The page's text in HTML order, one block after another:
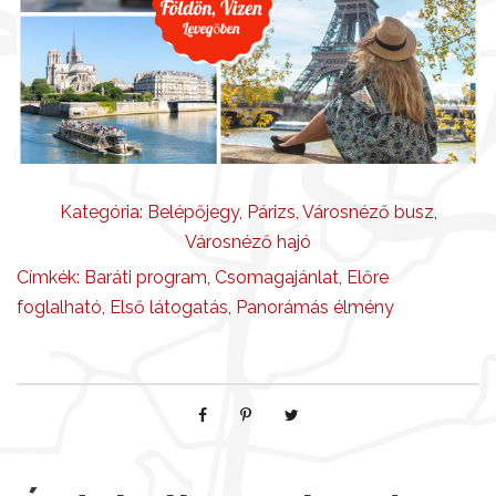
e
n
n
y
i
Kategória: Belépőjegy, Párizs, Városnéző busz,
Városnéző hajó
Címkék: Baráti program, Csomagajánlat, Előre
foglalható, Első látogatás, Panorámás élmény